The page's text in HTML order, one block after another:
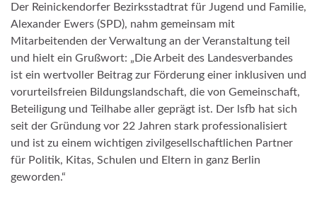
Der Reinickendorfer Bezirksstadtrat für Jugend und Familie,
Alexander Ewers (SPD), nahm gemeinsam mit
Mitarbeitenden der Verwaltung an der Veranstaltung teil
und hielt ein Grußwort: „Die Arbeit des Landesverbandes
ist ein wertvoller Beitrag zur Förderung einer inklusiven und
vorurteilsfreien Bildungslandschaft, die von Gemeinschaft,
Beteiligung und Teilhabe aller geprägt ist. Der lsfb hat sich
seit der Gründung vor 22 Jahren stark professionalisiert
und ist zu einem wichtigen zivilgesellschaftlichen Partner
für Politik, Kitas, Schulen und Eltern in ganz Berlin
geworden.“